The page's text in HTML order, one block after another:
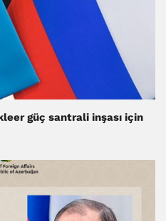
güç santrali inşası için